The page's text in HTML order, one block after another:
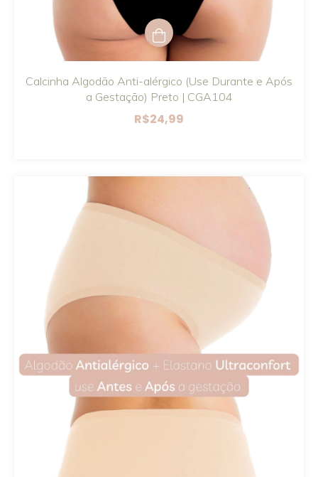
Calcinha Algodão Anti-alérgico (Use Durante e Após
a Gestação) Preto | CGA104
R$24,99